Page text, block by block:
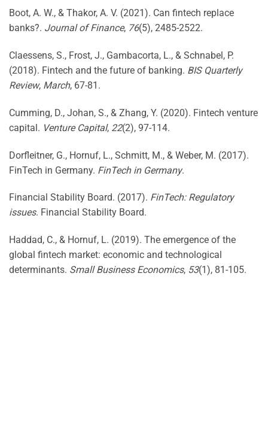
Boot, A. W., & Thakor, A. V. (2021). Can fintech replace
banks?. Journal of Finance, 76(5), 2485-2522.
Claessens, S., Frost, J., Gambacorta, L., & Schnabel, P.
(2018). Fintech and the future of banking. BIS Quarterly
Review, March, 67-81.
Cumming, D., Johan, S., & Zhang, Y. (2020). Fintech venture
capital. Venture Capital, 22(2), 97-114.
Dorfleitner, G., Hornuf, L., Schmitt, M., & Weber, M. (2017).
FinTech in Germany. FinTech in Germany.
Financial Stability Board. (2017). FinTech: Regulatory
issues. Financial Stability Board.
Haddad, C., & Hornuf, L. (2019). The emergence of the
global fintech market: economic and technological
determinants. Small Business Economics, 53(1), 81-105.